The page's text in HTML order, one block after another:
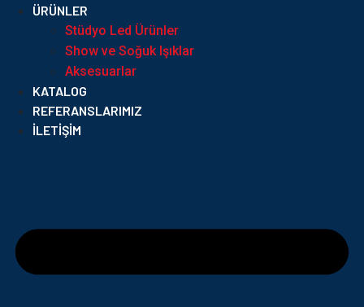
ÜRÜNLER
Stüdyo Led Ürünler
Show ve Soğuk Işıklar
Aksesuarlar
KATALOG
REFERANSLARIMIZ
İLETIŞIM